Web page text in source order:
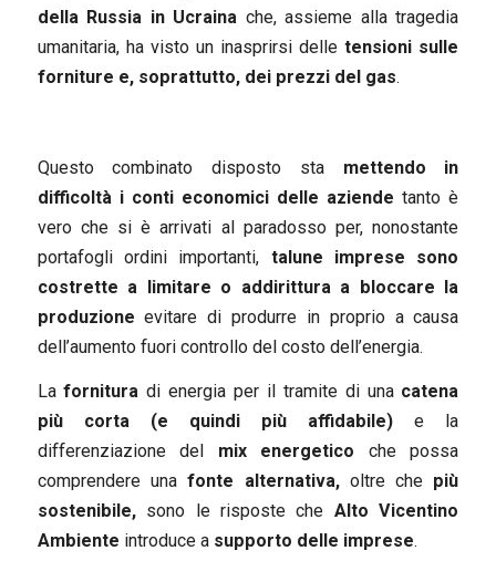
della Russia in Ucraina che, assieme alla tragedia
umanitaria, ha visto un inasprirsi delletensioni sulle
forniture e, soprattutto, dei prezzi del gas.
Questo combinato disposto sta mettendo in
difficoltà i conti economici delle aziendetanto è
vero che si è arrivati al paradosso per, nonostante
portafogli ordini importanti, talune imprese sono
costrette a limitare o addirittura a bloccare la
produzione evitare di produrre in proprio a causa
dell’aumento fuori controllo del costo dell’energia.
Lafornitura di energia per il tramite di una catena
più corta (e quindi più affidabile) e la
differenziazione del mix energetico che possa
comprendere unafonte alternativa,oltre che più
sostenibile, sono le risposte che Alto Vicentino
Ambiente introduce a supporto delle imprese.